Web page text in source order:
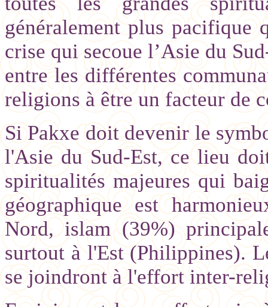
généralement plus pacifique
crise qui secoue l’Asie du
entre les différentes
religions à être un facteur de
Si Pakxe doit devenir le
l'Asie du Sud-Est, ce lieu
spiritualités majeures qui
géographique est
Nord, islam (39%)
surtout à l'Est (Philippines).
se joindront à l'effort inter-